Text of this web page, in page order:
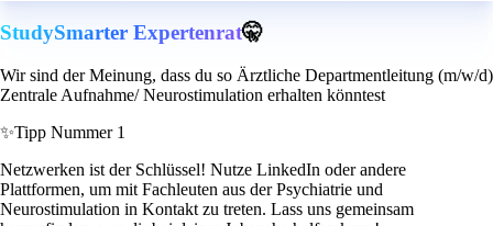
StudySmarter Expertenrat🤫
Wir sind der Meinung, dass du so Ärztliche Departmentleitung (m/w/d)
Zentrale Aufnahme/ Neurostimulation erhalten könntest
✨Tipp Nummer 1
Netzwerken ist der Schlüssel! Nutze LinkedIn oder andere
Plattformen, um mit Fachleuten aus der Psychiatrie und
Neurostimulation in Kontakt zu treten. Lass uns gemeinsam